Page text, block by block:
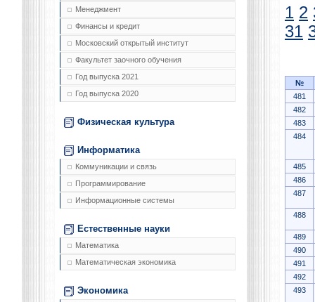
Менеджмент
Финансы и кредит
Московский открытый институт
Факультет заочного обучения
Год выпуска 2021
Год выпуска 2020
Физическая культура
Информатика
Коммуникации и связь
Программирование
Информационные системы
Естественные науки
Математика
Математическая экономика
Экономика
1 2
31
№
481
482
483
484
485
486
487
488
489
490
491
492
493